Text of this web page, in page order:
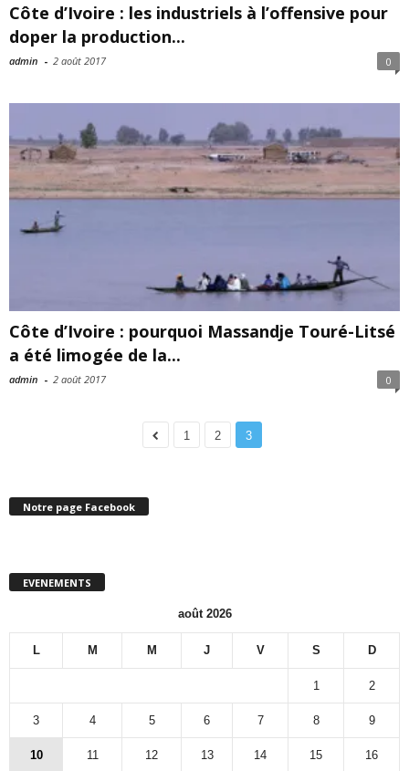
Côte d’Ivoire : les industriels à l’offensive pour
doper la production...
admin - 2 août 2017 0
Côte d’Ivoire : pourquoi Massandje Touré-Litsé
a été limogée de la...
admin - 2 août 2017 0
1 2 3
Notre page Facebook
EVENEMENTS
août 2026
L M M J V S D
1 2
3 4 5 6 7 8 9
10 11 12 13 14 15 16